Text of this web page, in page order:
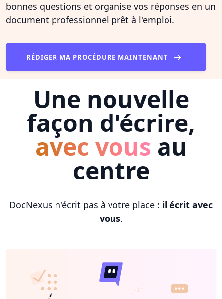
bonnes questions et organise vos réponses en un
document professionnel prêt à l'emploi.
RÉDIGER MA PROCÉDURE MAINTENANT
Une nouvelle
façon d'écrire,
avec vous au
centre
DocNexus n'écrit pas à votre place : il écrit avec
vous.